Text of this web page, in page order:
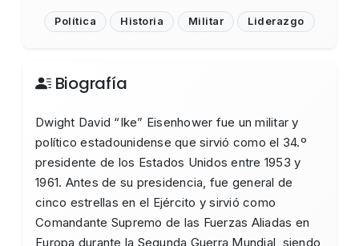
Política Historia Militar Liderazgo
Biografía
Dwight David “Ike” Eisenhower fue un militar y
político estadounidense que sirvió como el 34.º
presidente de los Estados Unidos entre 1953 y
1961. Antes de su presidencia, fue general de
cinco estrellas en el Ejército y sirvió como
Comandante Supremo de las Fuerzas Aliadas en
Europa durante la Segunda Guerra Mundial, siendo